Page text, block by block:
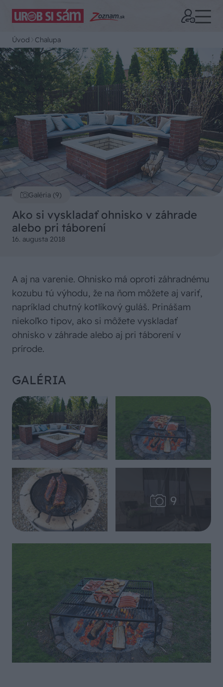
Úvod Chalupa
Galéria (9)
Ako si vyskladať ohnisko v záhrade
alebo pri táborení
16. augusta 2018
A aj na varenie. Ohnisko má oproti záhradnému
kozubu tú výhodu, že na ňom môžete aj variť,
napríklad chutný kotlíkový guláš. Prinášam
niekoľko tipov, ako si môžete vyskladať
ohnisko v záhrade alebo aj pri táborení v
prírode.
GALÉRIA